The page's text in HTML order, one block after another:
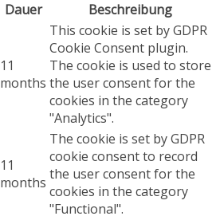
Dauer Beschreibung
11
months
This cookie is set by GDPR
Cookie Consent plugin.
The cookie is used to store
the user consent for the
cookies in the category
"Analytics".
11
months
The cookie is set by GDPR
cookie consent to record
the user consent for the
cookies in the category
"Functional".